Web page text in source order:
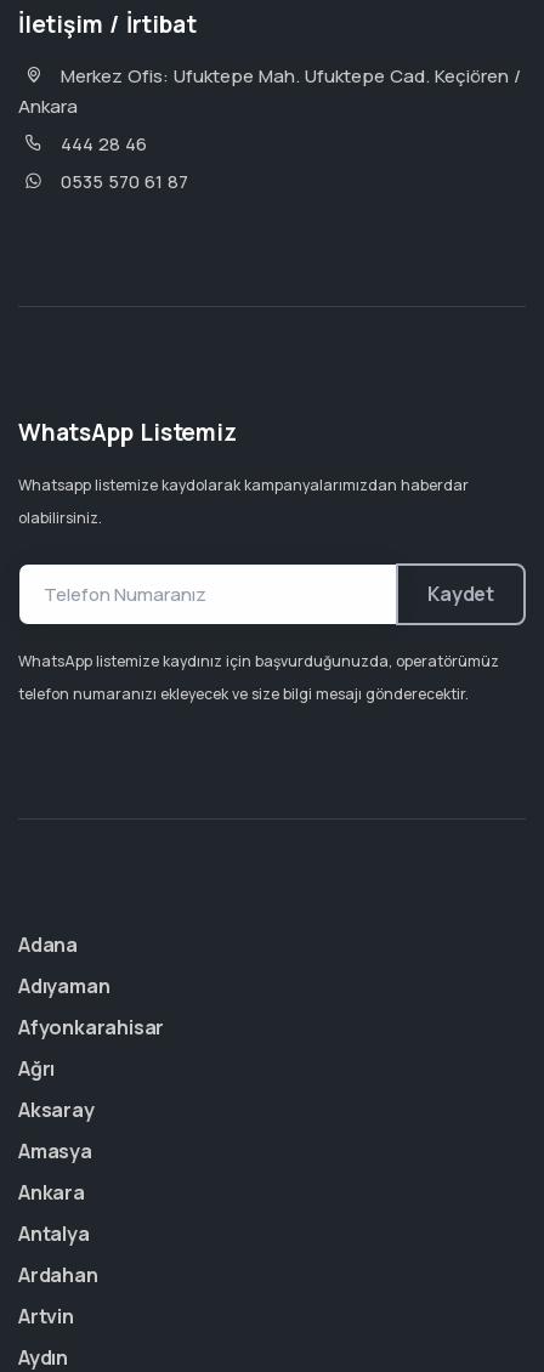
İletişim / İrtibat
Merkez Ofis: Ufuktepe Mah. Ufuktepe Cad. Keçiören /
Ankara
444 28 46
0535 570 61 87
WhatsApp Listemiz
Whatsapp listemize kaydolarak kampanyalarımızdan haberdar
olabilirsiniz.
Kaydet
WhatsApp listemize kaydınız için başvurduğunuzda, operatörümüz
telefon numaranızı ekleyecek ve size bilgi mesajı gönderecektir.
Adana
Adıyaman
Afyonkarahisar
Ağrı
Aksaray
Amasya
Ankara
Antalya
Ardahan
Artvin
Aydın